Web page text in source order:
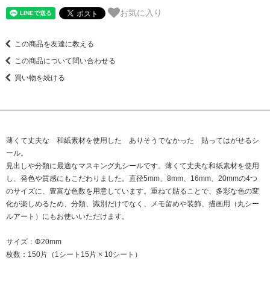
お気に入り
この商品を友達に教える
この商品について問い合わせる
買い物を続ける
薄くて丈夫な 和紙素材を使用した ありそうでなかった 貼ってはがせるシ
ール。
見出しや分類に最適なマスキング丸シールです。薄くて丈夫な和紙素材を使用
し、発色や質感にもこだわりました。直径5mm、8mm、16mm、20mmの4つ
のサイズに、豊富な色数を用意しています。重ねて貼ることで、多彩な色の変
化が楽しめるため、分類、識別だけでなく、メモ留めや装飾、描画用（丸シー
ルアート）にもお使いいただけます。
サイズ：Φ20mm
枚数：150片（1シート15片 × 10シート）